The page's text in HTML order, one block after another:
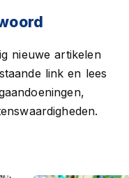
nieuwe artikelen
link en lees